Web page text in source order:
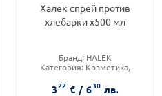
Халек спрей против
хлебарки x500 мл
Бранд: HALEK
Категория: Козметика,
322 € / 630 лв.